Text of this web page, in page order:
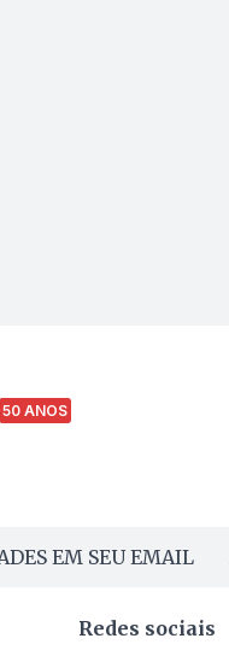
50 ANOS
EM SEU EMAIL
Redes sociais